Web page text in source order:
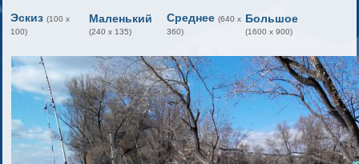
Эскиз (100 x
100)
Маленький
(240 x 135)
Среднее (640 x
360)
Большое
(1600 x 900)